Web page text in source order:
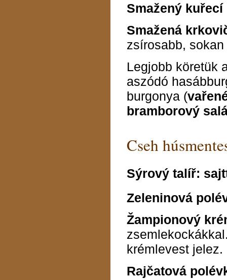
Smažený
Smažená
zsírosabb,
Legjobb köretük
aszódó
burgonya (
bramborový
Cseh
Sýrový talíř:
Zeleninová
Žampionový
krémlevest jelez.
Rajčatová